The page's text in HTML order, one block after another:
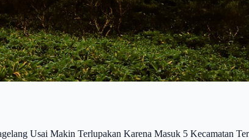
Usai Makin Terlupakan Karena Masuk 5 Kecamatan